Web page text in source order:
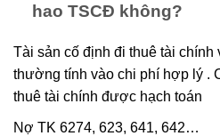
hao TSCĐ không?
Tài sản cố định đi thuê tài
thường tính vào chi phí hợp lý .
thuê tài chính được hạch toán
Nợ TK 6274, 623, 641, 642…